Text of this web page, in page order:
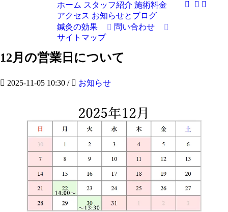
ホーム スタッフ紹介 施術料金
アクセス お知らせとブログ
鍼灸の効果
問い合わせ
サイトマップ
12月の営業日について
2025-11-05 10:30 / お知らせ